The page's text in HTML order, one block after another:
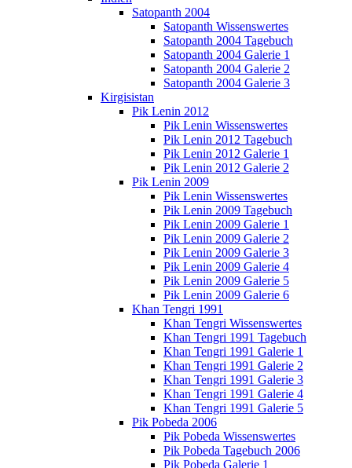
Satopanth 2004
Satopanth Wissenswertes
Satopanth 2004 Tagebuch
Satopanth 2004 Galerie 1
Satopanth 2004 Galerie 2
Satopanth 2004 Galerie 3
Kirgisistan
Pik Lenin 2012
Pik Lenin Wissenswertes
Pik Lenin 2012 Tagebuch
Pik Lenin 2012 Galerie 1
Pik Lenin 2012 Galerie 2
Pik Lenin 2009
Pik Lenin Wissenswertes
Pik Lenin 2009 Tagebuch
Pik Lenin 2009 Galerie 1
Pik Lenin 2009 Galerie 2
Pik Lenin 2009 Galerie 3
Pik Lenin 2009 Galerie 4
Pik Lenin 2009 Galerie 5
Pik Lenin 2009 Galerie 6
Khan Tengri 1991
Khan Tengri Wissenswertes
Khan Tengri 1991 Tagebuch
Khan Tengri 1991 Galerie 1
Khan Tengri 1991 Galerie 2
Khan Tengri 1991 Galerie 3
Khan Tengri 1991 Galerie 4
Khan Tengri 1991 Galerie 5
Pik Pobeda 2006
Pik Pobeda Wissenswertes
Pik Pobeda Tagebuch 2006
Pik Pobeda Galerie 1